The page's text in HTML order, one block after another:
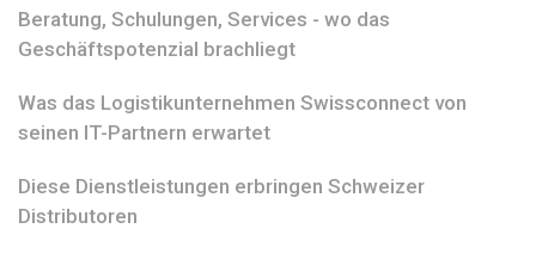
Beratung, Schulungen, Services - wo das
Geschäftspotenzial brachliegt
Was das Logistikunternehmen Swissconnect von
seinen IT-Partnern erwartet
Diese Dienstleistungen erbringen Schweizer
Distributoren